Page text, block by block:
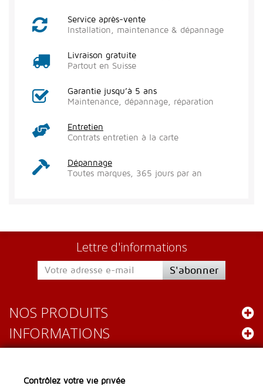
Service après-vente
Installation, maintenance & dépannage
Livraison gratuite
Partout en Suisse
Garantie jusqu’à 5 ans
Maintenance, dépannage, réparation
Entretien
Contrats entretien à la carte
Dépannage
Toutes marques, 365 jours par an
Lettre d'informations
S'abonner
NOS PRODUITS
INFORMATIONS
Leader Gastro
Contrôlez votre vie privée